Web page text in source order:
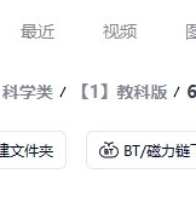
形式存
可以
一次